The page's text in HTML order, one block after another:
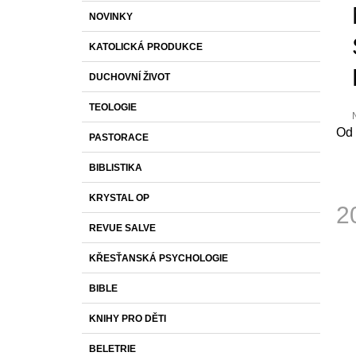
kategorie
K
A
T
E
G
O
R
E
NOVINKY
KATOLICKÁ PRODUKCE
DUCHOVNÍ ŽIVOT
TEOLOGIE
PASTORACE
BIBLISTIKA
KRYSTAL OP
REVUE SALVE
KŘESŤANSKÁ PSYCHOLOGIE
BIBLE
KNIHY PRO DĚTI
BELETRIE
Od